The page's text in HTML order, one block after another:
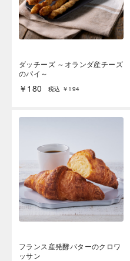
ダッチーズ ～オランダ産チーズ
のパイ～
￥180 税込 ￥194
フランス産発酵バターのクロワ
ッサン
る、こだわりのスイー